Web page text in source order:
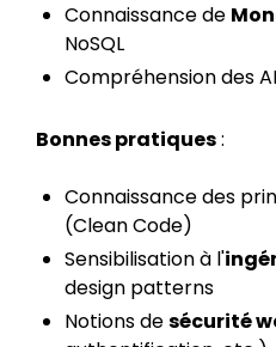
Connaissance de
NoSQL
Compréhension des
Bonnes pratiques:
Connaissance des
(Clean Code)
Sensibilisation à l'
design patterns
Notions desécurité